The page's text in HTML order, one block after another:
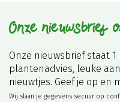
Onze nieuwsbrief
Onze nieuwsbrief staat
plantenadvies, leuke
nieuwtjes. Geef je op en
Wij slaan je gegevens secuur op